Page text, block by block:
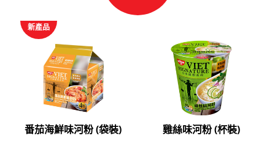
番茄海鮮味河粉 (袋裝)
新產品
雞絲味河粉 (杯裝)